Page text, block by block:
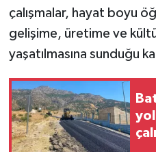
çalışmalar, hayat boyu
gelişime, üretime ve
yaşatılmasına sunduğu